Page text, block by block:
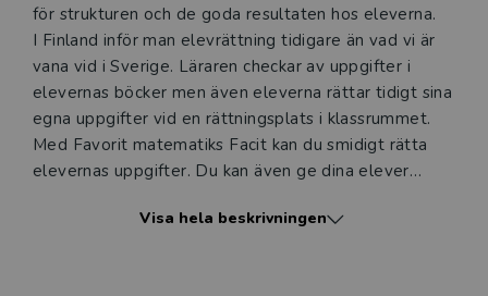
för strukturen och de goda resultaten hos eleverna.
I Finland inför man elevrättning tidigare än vad vi är
vana vid i Sverige. Läraren checkar av uppgifter i
elevernas böcker men även eleverna rättar tidigt sina
egna uppgifter vid en rättningsplats i klassrummet.
Med Favorit matematiks Facit kan du smidigt rätta
elevernas uppgifter. Du kan även ge dina elever
facit. Om eleverna rättar tillsammans med en kamrat
Visa hela beskrivningen